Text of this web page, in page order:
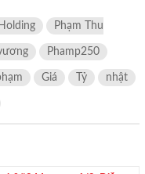
thiện, nhiệt tình,
Phạm Thu
Phamp250
Giá Tỷ nhật